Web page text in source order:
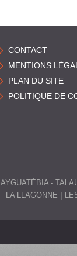
CONTACT
MENTIONS
PLAN DU SITE
POLITIQUE DE
AYGUATÉBIA -
LA LLAGONNE